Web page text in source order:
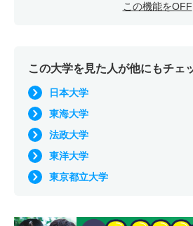
この機能をOFF
この大学を見た人が他にもチェ
日本大学
東海大学
法政大学
東洋大学
東京都立大学